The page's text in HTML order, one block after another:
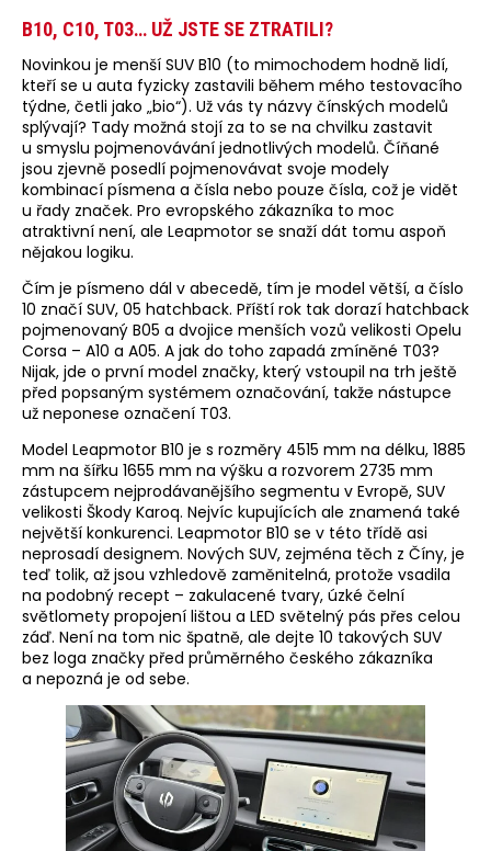
B10, C10, T03… UŽ JSTE SE ZTRATILI?
Novinkou je menší SUV B10 (to mimochodem hodně lidí,
kteří se u auta fyzicky zastavili během mého testovacího
týdne, četli jako „bio“). Už vás ty názvy čínských modelů
splývají? Tady možná stojí za to se na chvilku zastavit
u smyslu pojmenovávání jednotlivých modelů. Číňané
jsou zjevně posedlí pojmenovávat svoje modely
kombinací písmena a čísla nebo pouze čísla, což je vidět
u řady značek. Pro evropského zákazníka to moc
atraktivní není, ale Leapmotor se snaží dát tomu aspoň
nějakou logiku.
Čím je písmeno dál v abecedě, tím je model větší, a číslo
10 značí SUV, 05 hatchback. Příští rok tak dorazí hatchback
pojmenovaný B05 a dvojice menších vozů velikosti Opelu
Corsa – A10 a A05. A jak do toho zapadá zmíněné T03?
Nijak, jde o první model značky, který vstoupil na trh ještě
před popsaným systémem označování, takže nástupce
už neponese označení T03.
Model Leapmotor B10 je s rozměry 4515 mm na délku, 1885
mm na šířku 1655 mm na výšku a rozvorem 2735 mm
zástupcem nejprodávanějšího segmentu v Evropě, SUV
velikosti Škody Karoq. Nejvíc kupujících ale znamená také
největší konkurenci. Leapmotor B10 se v této třídě asi
neprosadí designem. Nových SUV, zejména těch z Číny, je
teď tolik, až jsou vzhledově zaměnitelná, protože vsadila
na podobný recept – zakulacené tvary, úzké čelní
světlomety propojení lištou a LED světelný pás přes celou
záď. Není na tom nic špatně, ale dejte 10 takových SUV
bez loga značky před průměrného českého zákazníka
a nepozná je od sebe.